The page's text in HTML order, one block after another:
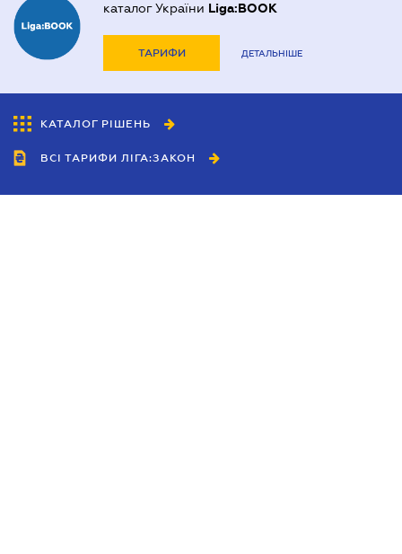
каталог України Liga:BOOK
ТАРИФИ ДЕТАЛЬНІШЕ
КАТАЛОГ РІШЕНЬ
ВСІ ТАРИФИ ЛІГА:ЗАКОН